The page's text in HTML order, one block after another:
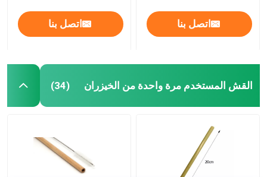
اتصل بنا اتصل بنا
القش المستخدم مرة واحدة من الخيزران (34)